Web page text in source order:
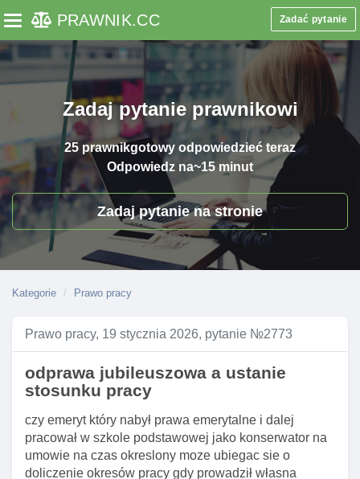
Toggle navigation
PRAWNIK.CC Zadać pytanie
Zadaj pytanie prawnikowi
25 prawnikgotowy odpowiedzieć teraz
Odpowiedz na~15 minut
Zadaj pytanie na stronie
Kategorie Prawo pracy
Prawo pracy, 19 stycznia 2026, pytanie №2773
odprawa jubileuszowa a ustanie
stosunku pracy
czy emeryt który nabył prawa emerytalne i dalej
pracował w szkole podstawowej jako konserwator na
umowie na czas okreslony moze ubiegac sie o
doliczenie okresów pracy gdy prowadził własna